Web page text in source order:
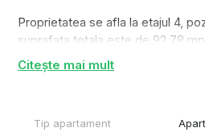
Proprietatea se afla la etajul 4,
suprafata totala este de 92,78
dinning, bucatarie inchisa, 2
interioara a apartamentului a fost
din punct de vedere al stilului
Citește mai mult
Tip apartament